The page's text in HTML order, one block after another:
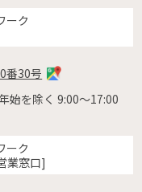
ーク
番30号
始を除く 9:00〜17:00
ーク
業窓口]